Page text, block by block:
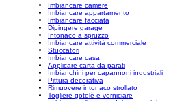
Imbiancare camere
Imbiancare appartamento
Imbiancare facciata
Dipingere garage
Intonaco a spruzzo
Imbiancare attività commerciale
Stuccatori
Imbiancare casa
Applicare carta da parati
Imbianchini per capannoni industriali
Pittura decorativa
Rimuovere intonaco strollato
Togliere gotelè e verniciare